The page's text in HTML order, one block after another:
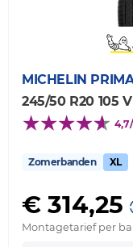
MICHELIN
245/50 R20 105 V
Zomerbanden XL
€ 314,25
Montagetarief per